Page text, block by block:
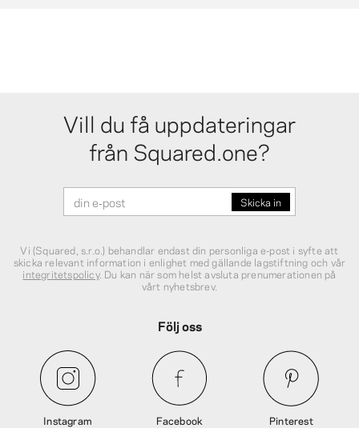
Vill du få uppdateringar
från Squared.one?
Vi (Squared, s.r.o.) behandlar endast din personliga e‑post i syfte att
skicka relevant information i enlighet med gällande lagstiftning och vår
integritetspolicy. Du kan när som helst avsluta prenumerationen på
vårt nyhetsbrev.
Följ oss
Instagram Facebook Pinterest